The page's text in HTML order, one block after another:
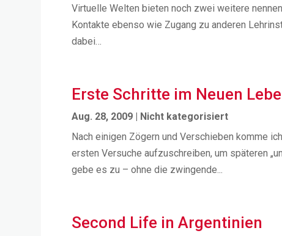
Virtuelle Welten bieten noch zwei weitere
Kontakte ebenso wie Zugang zu anderen
dabei…
Erste Schritte im Neuen
Aug. 28, 2009 | Nicht kategorisiert
Nach einigen Zögern und Verschieben komme
ersten Versuche aufzuschreiben, um späteren
gebe es zu – ohne die zwingende...
Second Life in Argentinien